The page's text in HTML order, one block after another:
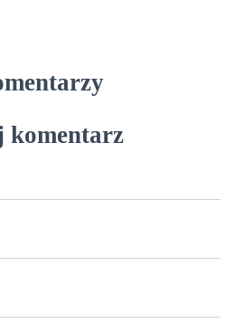
komentarz